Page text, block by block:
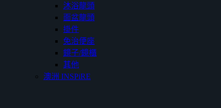
沐浴龍頭
面盆龍頭
掛件
免治便座
鏡子/鏡櫃
其他
澳洲 INSPiRE